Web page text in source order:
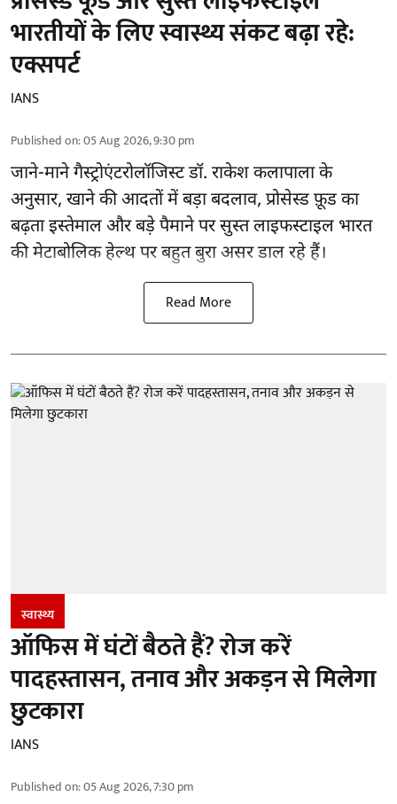
भारतीयों के लिए स्वास्थ्य संकट बढ़ा रहे:
एक्सपर्ट
IANS
Published on:05 Aug 2026, 9:30 pm
जाने-माने गैस्ट्रोएंटरोलॉजिस्ट डॉ. राकेश कलापाला के
अनुसार, खाने की आदतोंमें बड़ा बदलाव, प्रोसेस्ड फ़ूड का
बढ़ता इस्तेमाल और बड़े पैमाने पर सुस्त लाइफस्टाइल भारत
की मेटाबोलिक हेल्थ पर बहुत बुरा असर डाल रहे हैं।
Read More
स्वास्थ्य
ऑफिस में घंटों बैठते हैं? रोज करें
पादहस्तासन, तनाव और अकड़न से मिलेगा
छुटकारा
IANS
Published on:05 Aug 2026, 7:30 pm